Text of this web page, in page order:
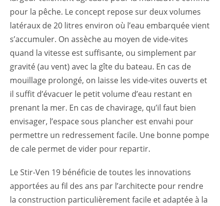
pour la pêche. Le concept repose sur deux volumes
latéraux de 20 litres environ où l’eau embarquée vient
s’accumuler. On assèche au moyen de vide-vites
quand la vitesse est suffisante, ou simplement par
gravité (au vent) avec la gîte du bateau. En cas de
mouillage prolongé, on laisse les vide-vites ouverts et
il suffit d’évacuer le petit volume d’eau restant en
prenant la mer. En cas de chavirage, qu’il faut bien
envisager, l’espace sous plancher est envahi pour
permettre un redressement facile. Une bonne pompe
de cale permet de vider pour repartir.
Le Stir-Ven 19 bénéficie de toutes les innovations
apportées au fil des ans par l’architecte pour rendre
la construction particulièrement facile et adaptée à la